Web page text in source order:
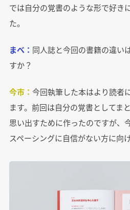
では自分の覚書のような形で好き
た。
まべ： 同人誌と今回の書籍の違い
すか？
今市： 今回執筆した本はより読者
ます。前回は自分の覚書としてま
思い出すために作ったのですが、
スペーシングに自信がない方に向